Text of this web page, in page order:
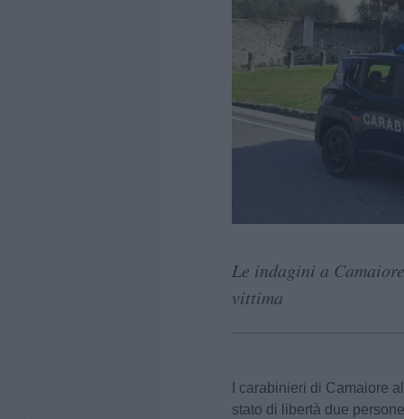
Le indagini a
vittima
I carabinieri di Camaiore
stato di libertà due